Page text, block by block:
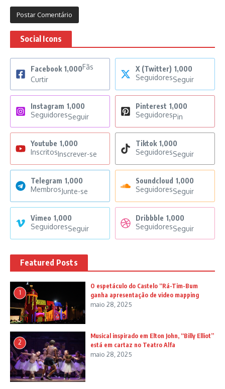
Social Icons
Facebook 1,000Fãs
Curtir
X (Twitter) 1,000
SeguidoresSeguir
Instagram 1,000
SeguidoresSeguir
Pinterest 1,000
SeguidoresPin
Youtube 1,000
InscritosInscrever-se
Tiktok 1,000
SeguidoresSeguir
Telegram 1,000
MembrosJunte-se
Soundcloud 1,000
SeguidoresSeguir
Vimeo 1,000
SeguidoresSeguir
Dribbble 1,000
SeguidoresSeguir
Featured Posts
1
O espetáculo do Castelo “Rá-Tim-Bum
ganha apresentação de video mapping
maio 28, 2025
2
Musical inspirado em Elton John, “Billy Elliot”
está em cartaz no Teatro Alfa
maio 28, 2025